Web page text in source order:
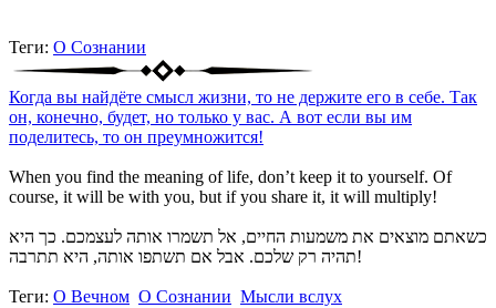
Теги: О Сознании
Когда вы найдёте смысл жизни, то не держите его в себе. Так
он, конечно, будет, но только у вас. А вот если вы им
поделитесь, то он преумножится!
When you find the meaning of life, don’t keep it to yourself. Of
course, it will be with you, but if you share it, it will multiply!
כשאתם מוצאים את משמעות החיים, אל תשמרו אותה לעצמכם. כך היא
תהיה רק שלכם. אבל אם תשתפו אותה, היא תתרבה!
Теги: О Вечном О Сознании Мысли вслух